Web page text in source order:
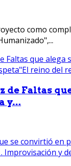
como
de Faltas
y...